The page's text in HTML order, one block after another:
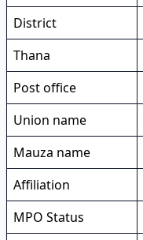
District
Thana
Post office
Union name
Mauza name
Affiliation
MPO Status